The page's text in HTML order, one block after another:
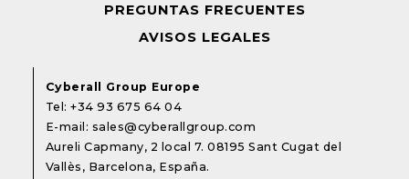
PREGUNTAS FRECUENTES
AVISOS LEGALES
Cyberall Group Europe
Tel:+34 93 675 64 04
E-mail: sales@cyberallgroup.com
Aureli Capmany, 2 local 7. 08195 Sant Cugat del
Vallès, Barcelona, España.